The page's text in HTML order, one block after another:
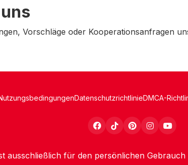
Vorschläge oder Kooperationsanfragen
DatenschutzrichtlinieDMCA-
ausschließlich für den persönlichen